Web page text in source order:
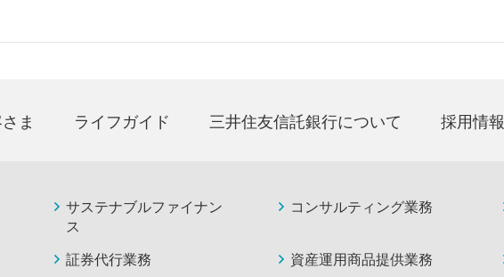
ま ライフガイド 三井住友信託銀行について 採用情報
サステナブルファイナン
ス
コンサルティング業務
証券代行業務 資産運用商品提供業務